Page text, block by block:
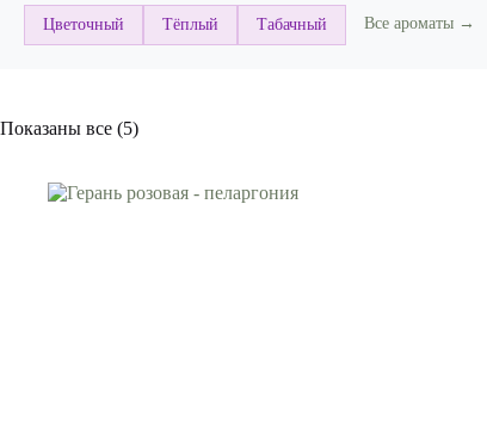
Цветочный Тёплый Табачный Все ароматы →
Показаны все (5)